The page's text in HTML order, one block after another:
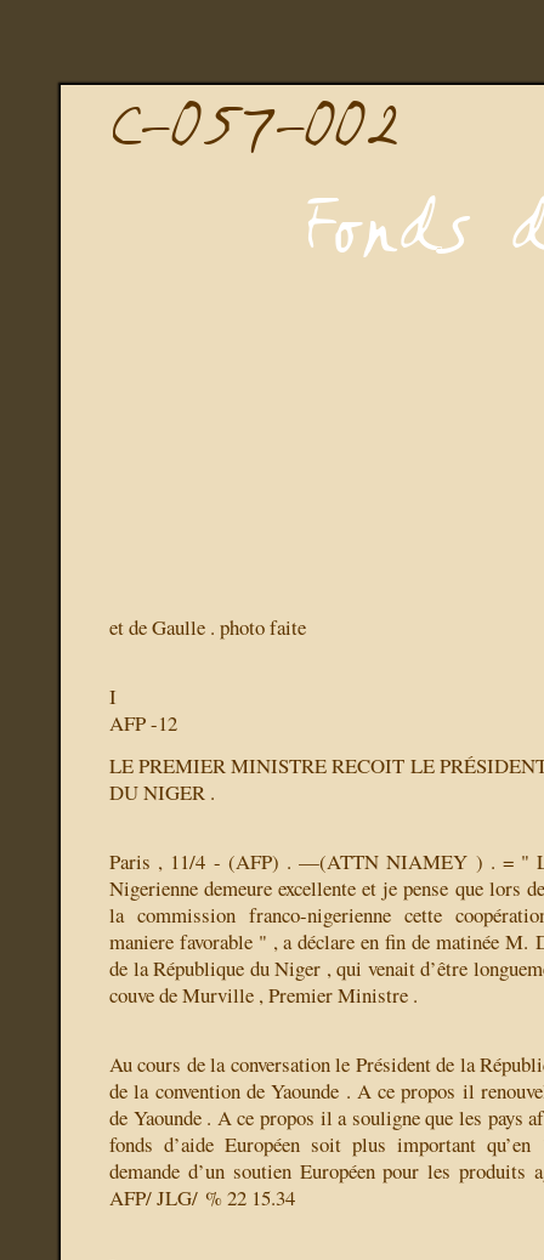
etde Gaulle . photo faite
I
AFP -12
LE PREMIER MINISTRE RECOIT LE
DU NIGER .
Paris , 11/4 - (AFP) . —(ATTN NIAMEY ) . = "
Nigerienne demeure excellente et je pense que lors
la commission franco-nigerienne cette
maniere favorable " , a déclare en fin de matinée
de la République du Niger , qui venait d’être
couve de Murville , Premier Ministre .
Au cours de la conversation le Président de la
de la convention de Yaounde . A ce propos il
de Yaounde . A ce propos il a souligne que les pays
fonds d’aide Européen soit plus important
demande d’un soutien Européen pour les
AFP/ JLG/ % 22 15.34